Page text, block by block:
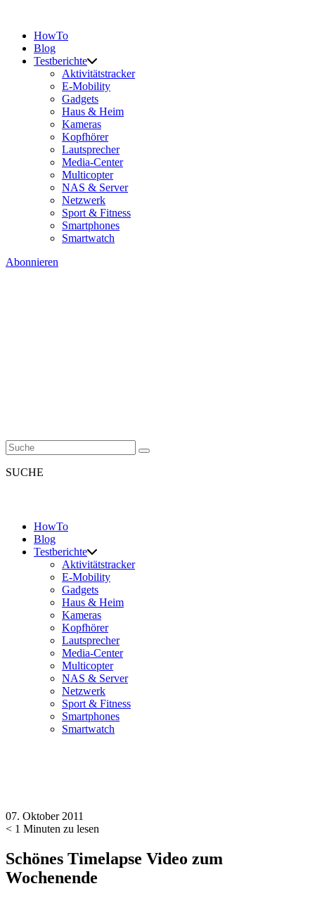
HowTo
Blog
Testberichte
Aktivitätstracker
E-Mobility
Gadgets
Haus & Heim
Kameras
Kopfhörer
Lautsprecher
Media-Center
Multicopter
NAS & Server
Netzwerk
Sport & Fitness
Smartphones
Smartwatch
Abonnieren
SUCHE
HowTo
Blog
Testberichte
Aktivitätstracker
E-Mobility
Gadgets
Haus & Heim
Kameras
Kopfhörer
Lautsprecher
Media-Center
Multicopter
NAS & Server
Netzwerk
Sport & Fitness
Smartphones
Smartwatch
07. Oktober 2011
< 1 Minuten zu lesen
Schönes Timelapse Video zum
Wochenende